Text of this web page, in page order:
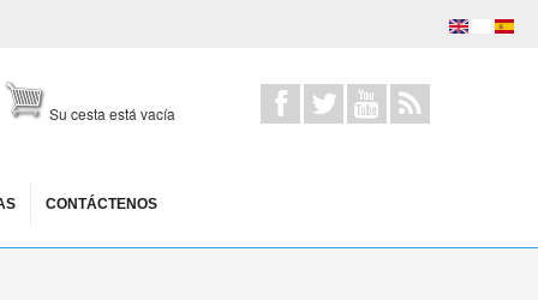
Su cesta está vacía
CONTÁCTENOS